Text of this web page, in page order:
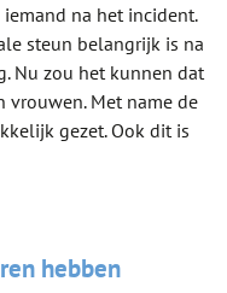
na het incident.
steun belangrijk is na
Nu zou het kunnen dat
vrouwen. Met name de
gezet. Ook dit is
hebben